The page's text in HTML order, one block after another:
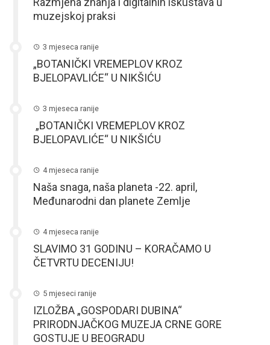
muzejskoj praksi
3 mjeseca ranije
„BOTANIČKI VREMEPLOV KROZ
BJELOPAVLIĆE“ U NIKŠIĆU
3 mjeseca ranije
„BOTANIČKI VREMEPLOV KROZ
BJELOPAVLIĆE“ U NIKŠIĆU
4 mjeseca ranije
Naša snaga, naša planeta -22. april,
Međunarodni dan planete Zemlje
4 mjeseca ranije
SLAVIMO 31 GODINU – KORAČAMO U
ČETVRTU DECENIJU!
5 mjeseci ranije
IZLOŽBA „GOSPODARI DUBINA“
PRIRODNJAČKOG MUZEJA CRNE GORE
GOSTUJE U BEOGRADU